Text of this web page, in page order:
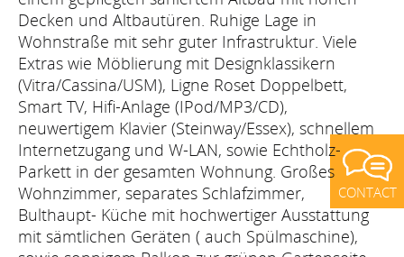
Decken und Altbautüren. Ruhige Lage in
Wohnstraße mit sehr guter Infrastruktur. Viele
Extras wie Möblierung mit Designklassikern
(Vitra/Cassina/USM), Ligne Roset Doppelbett,
Smart TV, Hifi-Anlage (IPod/MP3/CD),
neuwertigem Klavier (Steinway/Essex), schnellem
Internetzugang und W-LAN, sowie Echtholz-
Parkett in der gesamten Wohnung. Großes
Wohnzimmer, separates Schlafzimmer,
Bulthaupt- Küche mit hochwertiger Ausstattung
mit sämtlichen Geräten ( auch Spülmaschine),
CONTACT